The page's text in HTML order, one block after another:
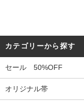
カテゴリーから探す
セール 50%OFF
オリジナル帯